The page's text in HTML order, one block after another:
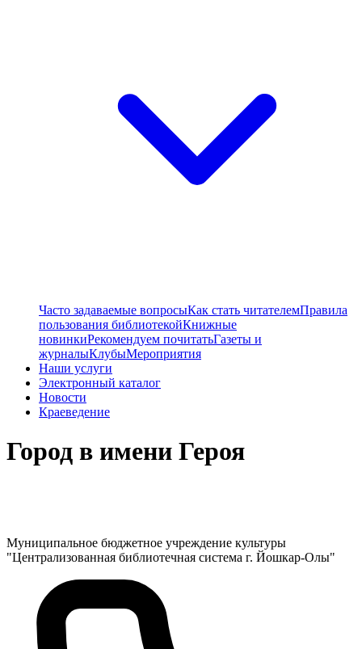
Часто задаваемые вопросыКак стать читателемПравила
пользования библиотекойКнижные
новинкиРекомендуем почитатьГазеты и
журналыКлубыМероприятия
Наши услуги
Электронный каталог
Новости
Краеведение
Город в имени Героя
Муниципальное бюджетное учреждение культуры
"Централизованная библиотечная система г. Йошкар-Олы"